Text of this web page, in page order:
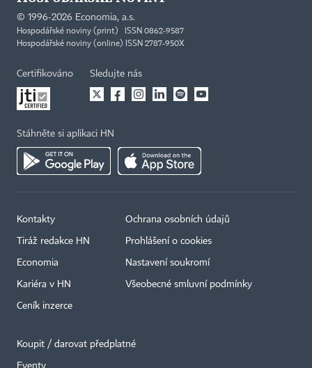
© 1996-2026 Economia, a.s.
Hospodářské noviny (print) ISSN 0862-9587
Hospodářské noviny (online) ISSN 2787-950X
Certifikováno Sledujte nás
Stáhněte si aplikaci HN
Kontakty
Tiráž redakce HN
Economia
Kariéra v HN
Ceník inzerce
Ochrana osobních údajů
Prohlášení o cookies
Nastavení soukromí
Všeobecné smluvní podmínky
Koupit / darovat předplatné
Eventy